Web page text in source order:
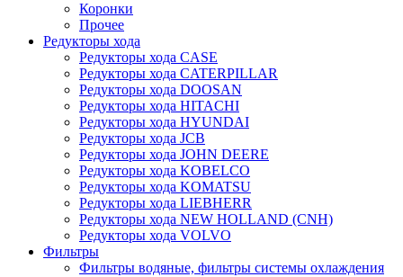
Коронки
Прочее
Редукторы хода
Редукторы хода CASE
Редукторы хода CATERPILLAR
Редукторы хода DOOSAN
Редукторы хода HITACHI
Редукторы хода HYUNDAI
Редукторы хода JCB
Редукторы хода JOHN DEERE
Редукторы хода KOBELCO
Редукторы хода KOMATSU
Редукторы хода LIEBHERR
Редукторы хода NEW HOLLAND (CNH)
Редукторы хода VOLVO
Фильтры
Фильтры водяные, фильтры системы охлаждения